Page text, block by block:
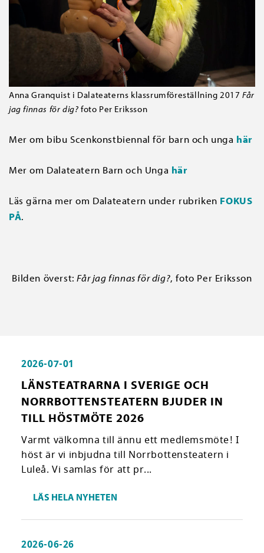
Anna Granquist i Dalateaterns klassrumföreställning 2017Får
jag finnas för dig? foto Per Eriksson
Mer om bibu Scenkonstbiennal för barn och unga här
Mer om Dalateatern Barn och Unga här
Läs gärna mer om Dalateatern under rubriken FOKUS
PÅ.
Bilden överst: Får jag finnas för dig?, foto Per Eriksson
2026-07-01
LÄNSTEATRARNA I SVERIGE OCH
NORRBOTTENSTEATERN BJUDER IN
TILL HÖSTMÖTE 2026
Varmt välkomna till ännu ett medlemsmöte! I
höst är vi inbjudna till Norrbottensteatern i
Luleå. Vi samlas för att pr...
LÄS HELA NYHETEN
2026-06-26